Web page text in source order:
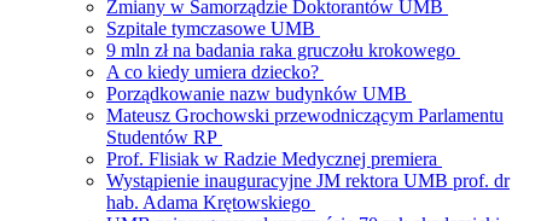
Zmiany w Samorządzie Doktorantów UMB
Szpitale tymczasowe UMB
9 mln zł na badania raka gruczołu krokowego
A co kiedy umiera dziecko?
Porządkowanie nazw budynków UMB
Mateusz Grochowski przewodniczącym Parlamentu
Studentów RP
Prof. Flisiak w Radzie Medycznej premiera
Wystąpienie inauguracyjne JM rektora UMB prof. dr
hab. Adama Krętowskiego